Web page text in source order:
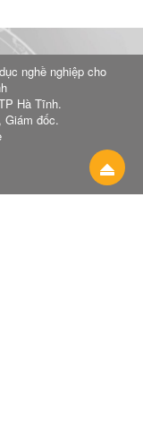
nghề nghiệp cho
Hà Tĩnh.
Giám đốc.